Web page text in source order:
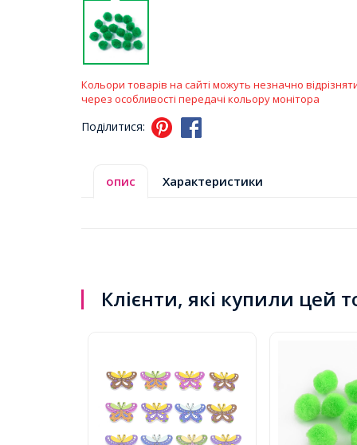
Кольори товарів на сайті можуть незначно
через особливості передачі кольору монітора
Поділитися:
опис Характеристики
Клієнти, які купили цей